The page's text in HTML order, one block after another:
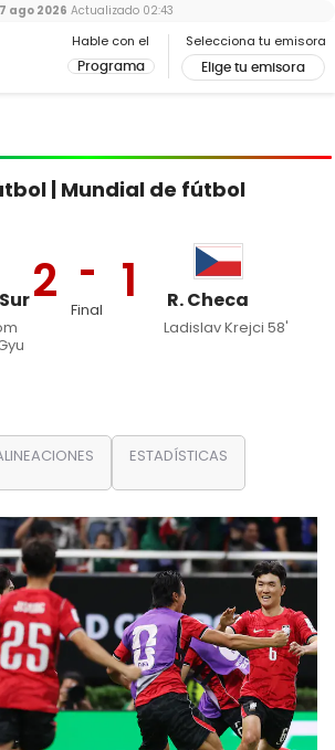
Hable con el
Programa
Selecciona tu emisora
Elige tu emisora
ago 2026 Actualizado 02:43
| Mundial de fútbol
2 R. Checa
1
Ladislav Krejci 58'
Final
ESTADÍSTICAS